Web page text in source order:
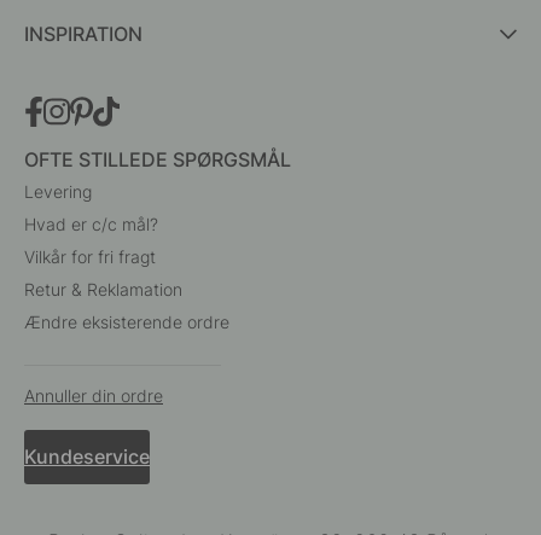
INSPIRATION
OFTE STILLEDE SPØRGSMÅL
Levering
Hvad er c/c mål?
Vilkår for fri fragt
Retur & Reklamation
Ændre eksisterende ordre
Annuller din ordre
Kundeservice